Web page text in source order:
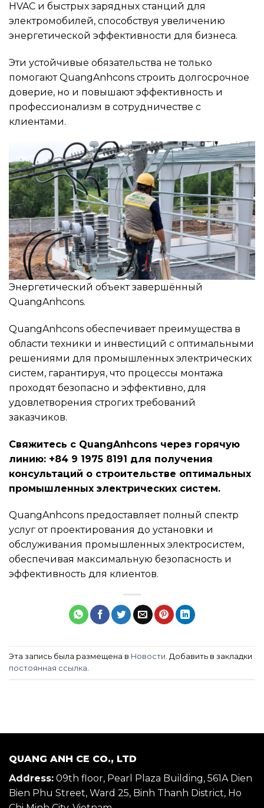
HVAC и быстрых зарядных станций для
электромобилей, способствуя увеличению
энергетической эффективности для бизнеса.
Эти устойчивые обязательства не только
помогают QuangAnhcons строить долгосрочное
доверие, но и повышают эффективность и
профессионализм в сотрудничестве с
клиентами.
Энергетический объект завершённый
QuangAnhcons.
QuangAnhcons обеспечивает преимущества в
области техники и инвестиций с оптимальными
решениями для промышленных электрических
систем, гарантируя, что процессы монтажа
проходят безопасно и эффективно, для
удовлетворения строгих требований
заказчиков.
Свяжитесь с QuangAnhcons через горячую
линию: +84 9 1975 8191 для получения
консультаций о строительстве оптимальных
промышленных электрических систем.
QuangAnhcons предоставляет полный спектр
услуг от проектирования до установки и
обслуживания промышленных электросистем,
обеспечивая максимальную безопасность и
эффективность для клиентов.
Эта запись была размещена в Новости . Добавить в закладки
постоянная ссылка
QUANG ANH CE CO., LTD
Address: 09th floor, Pearl Plaza Building, 561A Dien
Bien Phu Street, Ward 25, Binh Thanh District, Ho